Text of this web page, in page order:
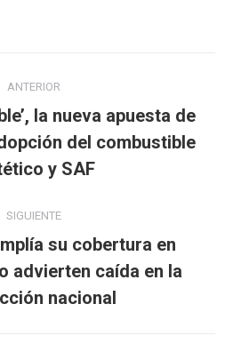
ANTERIOR
Publicación
anterior:
la nueva apuesta de
del combustible
y SAF
SIGUIENTE
Publicación
siguiente:
su cobertura en
advierten caída en la
nacional